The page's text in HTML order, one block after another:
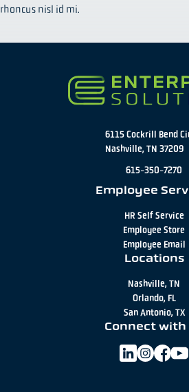
rhoncus nisl id mi.
6115 Cockrill Bend
Nashville, TN 37209
615-350-7270
Locations
Nashville, TN
Orlando, FL
San Antonio, TX
Employee
HR Self Service
Employee Store
Employee Email
Connect with